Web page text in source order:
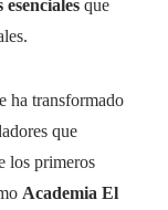
que
ha transformado
que
los primeros
Academia El